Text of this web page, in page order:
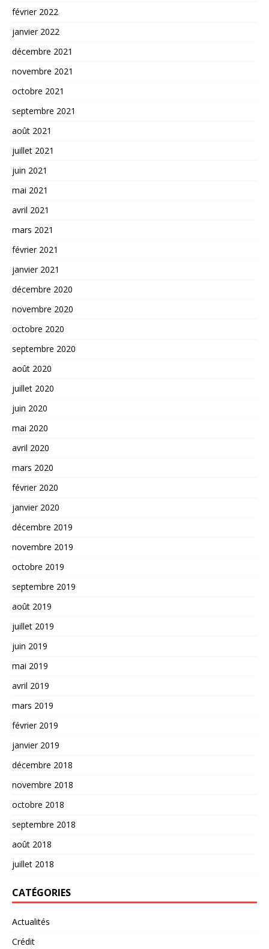
février 2022
janvier 2022
décembre 2021
novembre 2021
octobre 2021
septembre 2021
août 2021
juillet 2021
juin 2021
mai 2021
avril 2021
mars 2021
février 2021
janvier 2021
décembre 2020
novembre 2020
octobre 2020
septembre 2020
août 2020
juillet 2020
juin 2020
mai 2020
avril 2020
mars 2020
février 2020
janvier 2020
décembre 2019
novembre 2019
octobre 2019
septembre 2019
août 2019
juillet 2019
juin 2019
mai 2019
avril 2019
mars 2019
février 2019
janvier 2019
décembre 2018
novembre 2018
octobre 2018
septembre 2018
août 2018
juillet 2018
CATÉGORIES
Actualités
Crédit